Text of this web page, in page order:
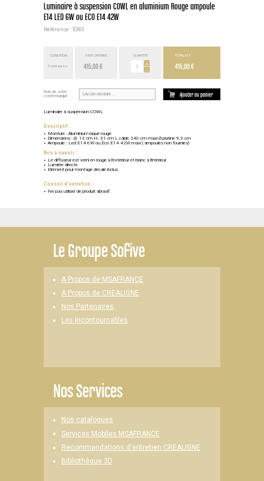
Luminaire à suspension COWL en aluminium Rouge ampoule
E14 LED 6W ou ECO E14 42W
Référence : E383
CONDITION
Point euros
PRIX UNITAIRE
415,00 €
QUANTITÉ
+
-
TOTAL H.T.
415,00 €
Nom de votre
contremarque :
Ajouter au panier
Luminaire à suspension COWL
Descriptif :
Monture : Aluminium laqué rouge
Dimensions : Ø. 13 cm H. 31 cm L.câble 240 cm maxi Ø.platine 9,3 cm
Ampoule : Led E14 6W ou Eco E14 42W maxi ( ampoules non fournies)
Bon à savoir :
Le diffuseur est verni en rouge à l'extérieur et blanc à l'intérieur.
Lumière directe
Elément pour montage décalé inclus.
Conseil d'entretien :
Ne pas utiliser de produit abrasif.
LeGroupe Sofive
A Propos de MSAFRANCE
A Propos de CREALIGNE
Nos Partenaires
Les Incontournables
Nos Services
Nos catalogues
Services Mobiles MSAFRANCE
Recommandations d'entretien CREALIGNE
Bibliothèque 3D